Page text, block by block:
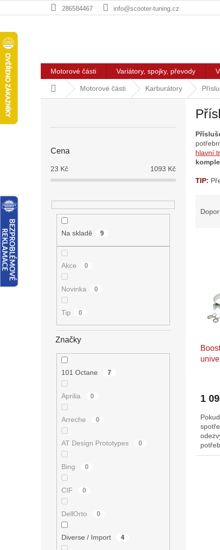
na
286584467 info@scooter-tuning.cz
Motorové části Variátory, spojky, převody
Domů Motorové části Karburátory
Cena
23 Kč 1093 Kč
Na skladě 9
Akce 0
Novinka 0
Tip 0
Značky
101 Octane 7
Aprilia 0
Arreche 0
AT Design Prototypes 0
Bing 0
CIF 0
DellOrto 0
Diverse / Import 4
hlavní
TIP:
1
směs